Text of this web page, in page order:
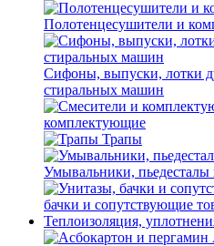
Полотенцесушители и
Сифоны, выпуски, лотки
стиральных машин
комплектующие
Трапы
Умывальники,
бачки и сопутствующие
Теплоизоляция,